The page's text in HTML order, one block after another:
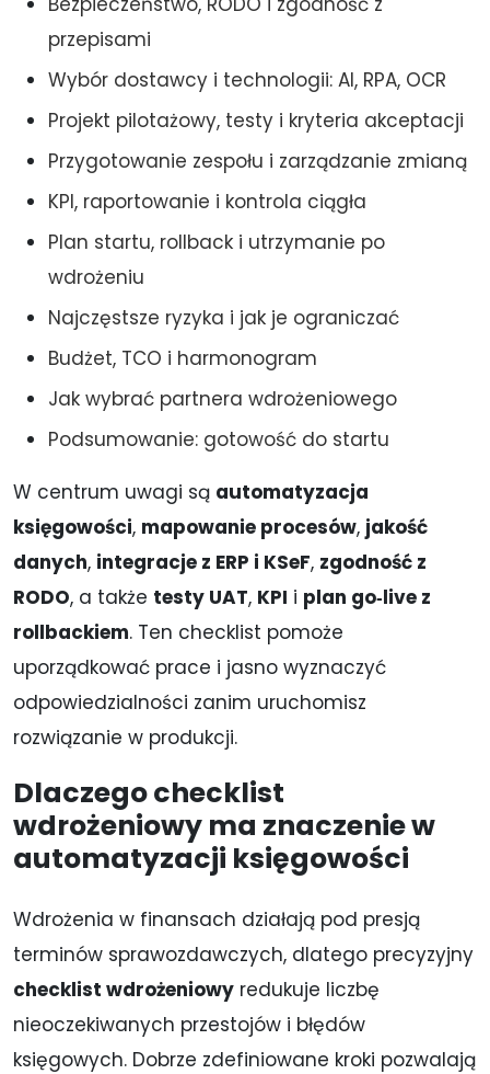
przepisami
Wybór dostawcy i technologii: AI, RPA, OCR
Projekt pilotażowy, testy i kryteria akceptacji
Przygotowanie zespołu i zarządzanie zmianą
KPI, raportowanie i kontrola ciągła
Plan startu, rollback i utrzymanie po
wdrożeniu
Najczęstsze ryzyka i jak je ograniczać
Budżet, TCO i harmonogram
Jak wybrać partnera wdrożeniowego
Podsumowanie: gotowość do startu
W centrum uwagi są automatyzacja
księgowości, mapowanie procesów, jakość
danych, integracje z ERP i KSeF, zgodność z
RODO, a także testy UAT, KPI i plan go‑live z
rollbackiem. Ten checklist pomoże
uporządkować prace i jasno wyznaczyć
odpowiedzialności zanim uruchomisz
rozwiązanie w produkcji.
Dlaczego checklist
wdrożeniowy ma znaczenie w
automatyzacji księgowości
Wdrożenia w finansach działają pod presją
terminów sprawozdawczych, dlatego precyzyjny
checklist wdrożeniowy redukuje liczbę
nieoczekiwanych przestojów i błędów
księgowych. Dobrze zdefiniowane kroki pozwalają